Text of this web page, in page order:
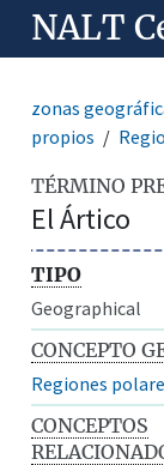
NALT
zonas
propios
TÉRMINO
El Ártico
TIPO
Geographical
CONCEPTO
Regiones
CONCEPTOS